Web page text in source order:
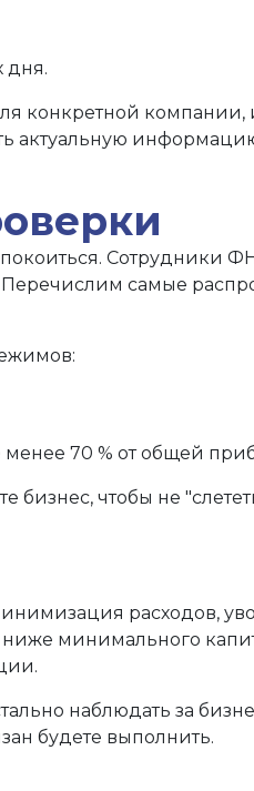
дня.
конкретной компании,
актуальную
Сотрудники
Перечислим самые
менее 70 % от общей
бизнес, чтобы не
расходов,
минимального
наблюдать за
будете выполнить.